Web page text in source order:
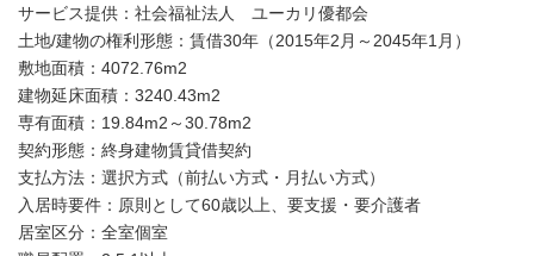
サービス提供：社会福祉法人 ユーカリ優都会
土地/建物の権利形態：賃借30年（2015年2月～2045年1月）
敷地面積：4072.76m2
建物延床面積：3240.43m2
専有面積：19.84m2～30.78m2
契約形態：終身建物賃貸借契約
支払方法：選択方式（前払い方式・月払い方式）
入居時要件：原則として60歳以上、要支援・要介護者
居室区分：全室個室